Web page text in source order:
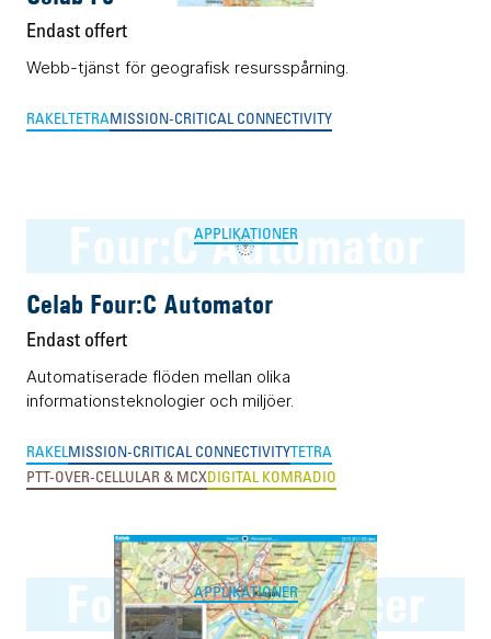
Endast offert
Webb-tjänst för geografisk resursspårning.
RAKELTETRAMISSION-CRITICAL CONNECTIVITY
Four:C Automator
APPLIKATIONER
Celab Four:C Automator
Endast offert
Automatiserade flöden mellan olika
informationsteknologier och miljöer.
RAKELMISSION-CRITICAL CONNECTIVITYTETRA
PTT-OVER-CELLULAR & MCXDIGITAL KOMRADIO
Four:C Announcer
APPLIKATIONER